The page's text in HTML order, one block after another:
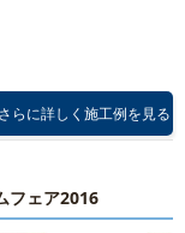
らに詳しく施工例を見る
フェア2016